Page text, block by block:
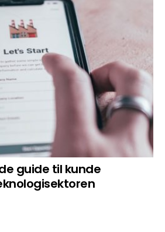
guide til kunde